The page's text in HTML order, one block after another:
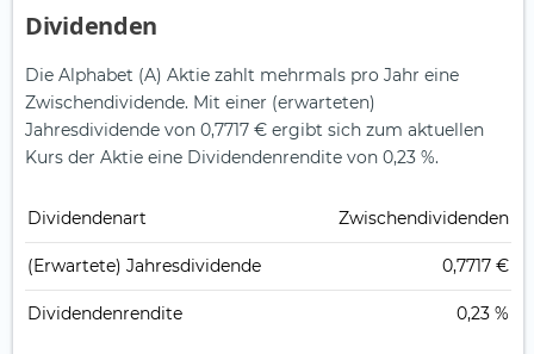
Dividenden
Die Alphabet (A) Aktie zahlt mehrmals pro Jahr eine
Zwischendividende. Mit einer (erwarteten)
Jahresdividende von 0,7717 € ergibt sich zum aktuellen
Kurs der Aktie eine Dividendenrendite von 0,23 %.
Dividendenart Zwischendividenden
(Erwartete) Jahresdividende 0,7717 €
Dividendenrendite 0,23 %